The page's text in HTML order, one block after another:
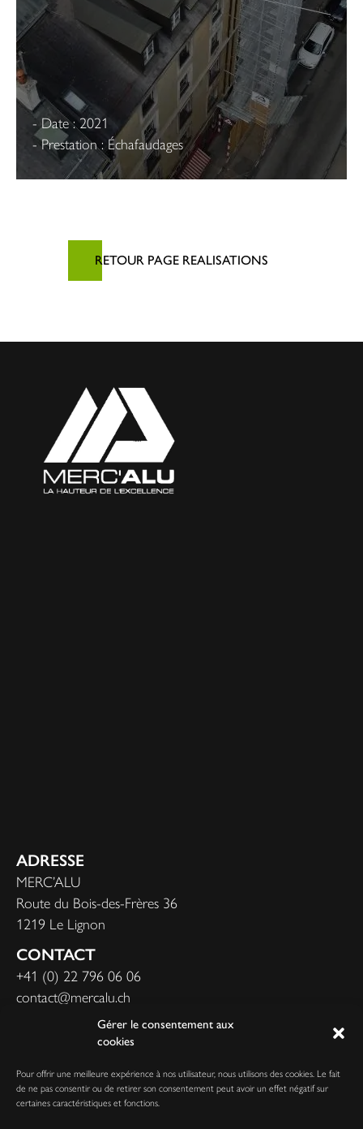
Gérer le consentement aux
cookies
Pour offrir une meilleure expérience à nos utilisateur, nous utilisons des cookies. Le fait
de ne pas consentir ou de retirer son consentement peut avoir un effet négatif sur
certaines caractéristiques et fonctions.
- Date : 2021
- Prestation : Échafaudages
RETOUR PAGE REALISATIONS
ADRESSE
MERC’ALU
Route du Bois-des-Frères 36
1219 Le Lignon
CONTACT
+41 (0) 22 796 06 06
contact@mercalu.ch
NOS REALISATIONS